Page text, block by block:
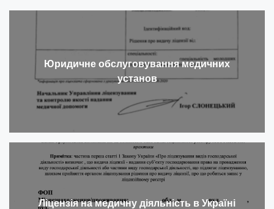
Юридичне обслуговування медичних
установ
Ліцензія на медичну діяльність в Україні